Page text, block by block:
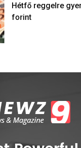
Hétfő reggelre
forint